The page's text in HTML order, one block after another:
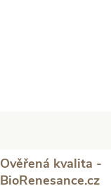
Ověřená kvalita -
BioRenesance.cz